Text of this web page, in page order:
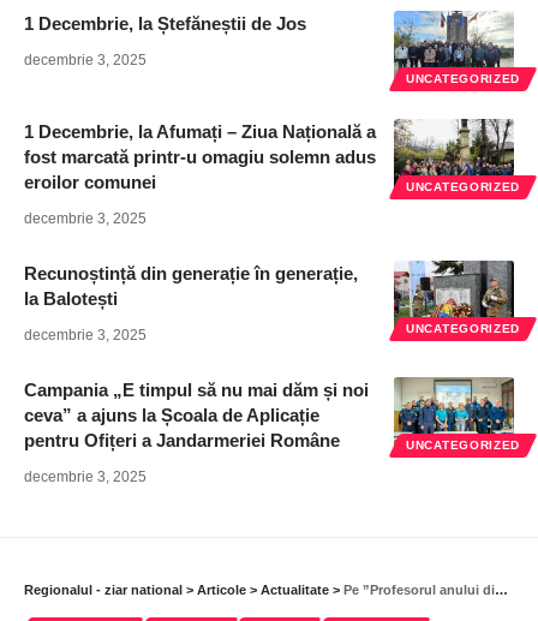
UNCATEGORIZED
1 Decembrie, la Ștefăneștii de Jos
decembrie 3, 2025
UNCATEGORIZED
1 Decembrie, la Afumați – Ziua Națională a
fost marcată printr-u omagiu solemn adus
eroilor comunei
decembrie 3, 2025
UNCATEGORIZED
Recunoștință din generație în generație,
la Balotești
decembrie 3, 2025
UNCATEGORIZED
Campania „E timpul să nu mai dăm și noi
ceva” a ajuns la Școala de Aplicație
pentru Ofițeri a Jandarmeriei Române
decembrie 3, 2025
Regionalul - ziar national > Articole > Actualitate > Pe ”Profesorul anului din mediul rural 2024” îl găsim în Brănești